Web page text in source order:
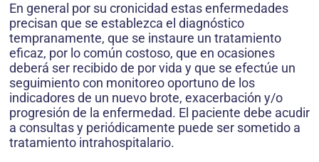
En general por su cronicidad estas enfermedades
precisan que se establezca el diagnóstico
tempranamente, que se instaure un tratamiento
eficaz, por lo común costoso, que en ocasiones
deberá ser recibido de por vida y que se efectúe un
seguimiento con monitoreo oportuno de los
indicadores de un nuevo brote, exacerbación y/o
progresión de la enfermedad. El paciente debe acudir
a consultas y periódicamente puede ser sometido a
tratamiento intrahospitalario.